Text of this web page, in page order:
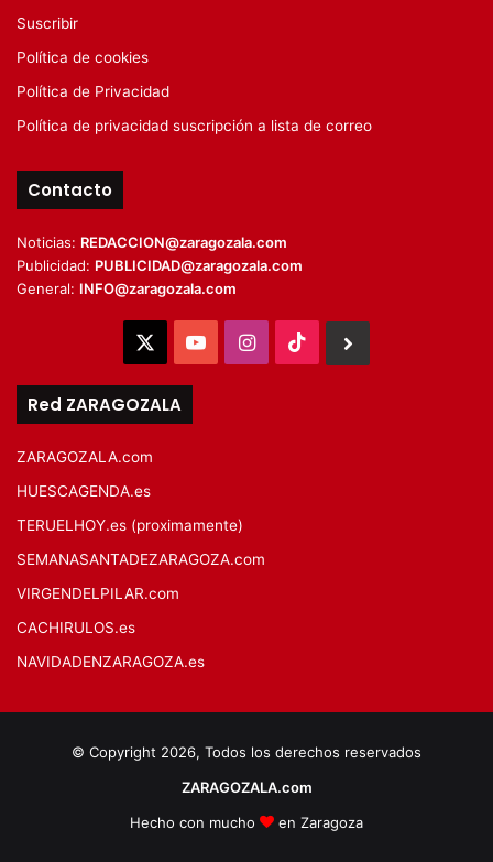
Suscribir
Política de cookies
Política de Privacidad
Política de privacidad suscripción a lista de correo
Contacto
Noticias: REDACCION@zaragozala.com
Publicidad: PUBLICIDAD@zaragozala.com
General: INFO@zaragozala.com
YouTubeInstagram
TikTok
Red ZARAGOZALA
ZARAGOZALA.com
HUESCAGENDA.es
TERUELHOY.es (proximamente)
SEMANASANTADEZARAGOZA.com
VIRGENDELPILAR.com
CACHIRULOS.es
NAVIDADENZARAGOZA.es
© Copyright 2026, Todos los derechos reservados
ZARAGOZALA.com
Hecho con mucho
en Zaragoza